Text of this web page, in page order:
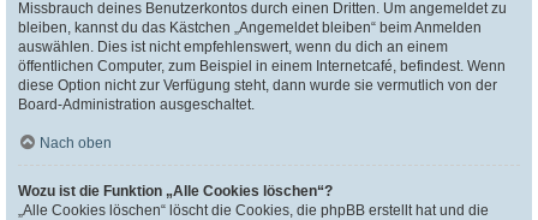
Missbrauch deines Benutzerkontos durch einen Dritten. Um angemeldet zu
bleiben, kannst du das Kästchen „Angemeldet bleiben“ beim Anmelden
auswählen. Dies ist nicht empfehlenswert, wenn du dich an einem
öffentlichen Computer, zum Beispiel in einem Internetcafé, befindest. Wenn
diese Option nicht zur Verfügung steht, dann wurde sie vermutlich von der
Board-Administration ausgeschaltet.
Nach oben
Wozu ist die Funktion „Alle Cookies löschen“?
„Alle Cookies löschen“ löscht die Cookies, die phpBB erstellt hat und die